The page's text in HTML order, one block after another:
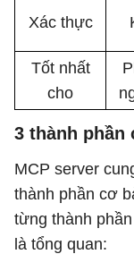
Xác thực
Tốt nhất
cho
3 thành phần
MCP server
thành phần cơ
từng thành
là tổng quan: